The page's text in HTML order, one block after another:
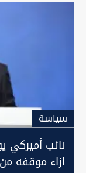
سیاسة
نائب أميركي
ازاء موقفه